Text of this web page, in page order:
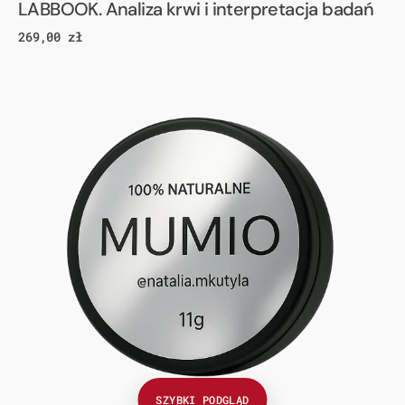
LABBOOK. Analiza krwi i interpretacja badań
Cena
269,00 zł
SZYBKI PODGLĄD